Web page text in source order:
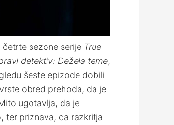
sezone serije True
detektiv: Dežela teme,
šeste epizode dobili
obred prehoda, da je
ugotavlja, da je
ter priznava, da razkritja